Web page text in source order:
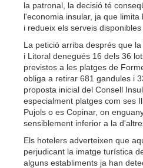
la patronal, la decisió té
l'economia insular, ja que
i redueix els serveis disponibles
La petició arriba després que
i Litoral denegués 16 dels 36
previstos a les platges de
obliga a retirar 681 gandules i
proposta inicial del Consell
especialment platges com ses
Pujols o es Copinar, on
sensiblement inferior a la
Els hotelers adverteixen que
perjudicant la imatge turística
alguns establiments ja han